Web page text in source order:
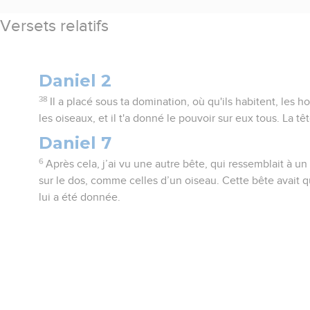
Versets relatifs
Daniel 2
38
Il a placé sous ta domination, où qu'ils habitent, les
les oiseaux, et il t'a donné le pouvoir sur eux tous. La
Daniel 7
6 Après cela, j’ai vu une autre bête, qui ressemblait à
sur le dos, comme celles d’un oiseau. Cette bête avait
lui a été donnée.